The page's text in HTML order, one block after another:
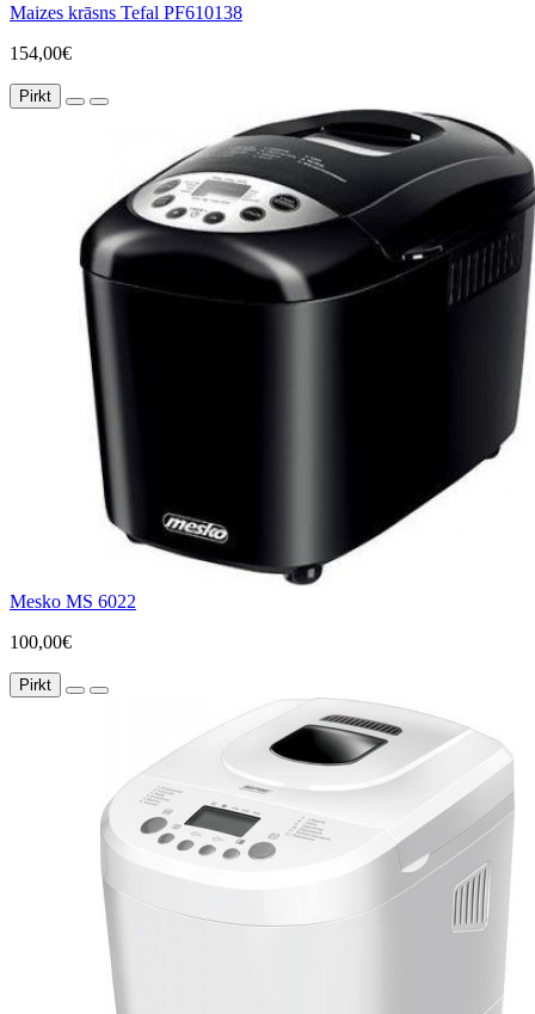
Maizes krāsns Tefal PF610138
154,00€
Pirkt
Mesko MS 6022
100,00€
Pirkt